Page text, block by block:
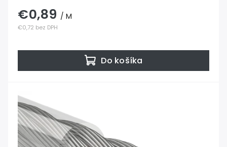
€0,72 bez DPH
€0,89 / M
Do košíka